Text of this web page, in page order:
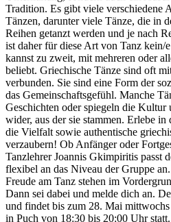
Tradition. Es gibt viele verschiedene
Tänzen, darunter viele Tänze, die in
Reihen getanzt werden und je nach
ist daher für diese Art von Tanz kein/
kannst zu zweit, mit mehreren oder
beliebt. Griechische Tänze sind oft
verbunden. Sie sind eine Form der
das Gemeinschaftsgefühl. Manche
Geschichten oder spiegeln die Kultur
wider, aus der sie stammen. Erlebe
die Vielfalt sowie authentische
verzaubern! Ob Anfänger oder
Tanzlehrer Joannis Gkimpiritis passt
flexibel an das Niveau der Gruppe
Freude am Tanz stehen im
Dann sei dabei und melde dich an.
und findet bis zum 28. Mai
in Puch von 18:30 bis 20:00 Uhr